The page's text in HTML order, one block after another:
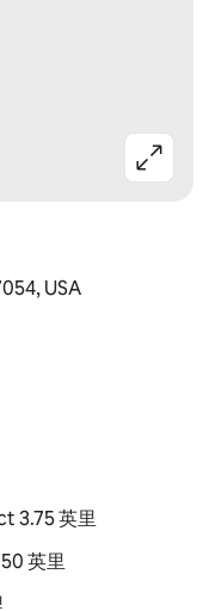
USA
3.75 英里
英里